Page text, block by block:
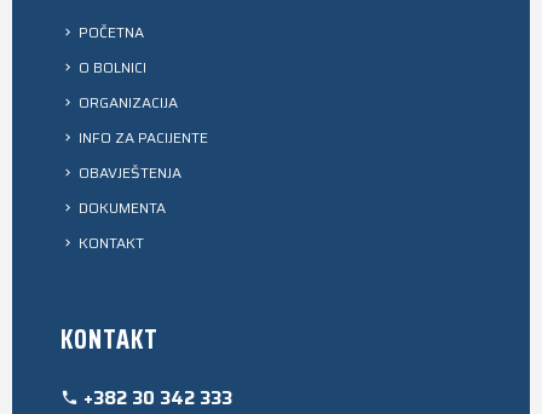
POČETNA
O BOLNICI
ORGANIZACIJA
INFO ZA PACIJENTE
OBAVJEŠTENJA
DOKUMENTA
KONTAKT
KONTAKT
+382 30 342 333